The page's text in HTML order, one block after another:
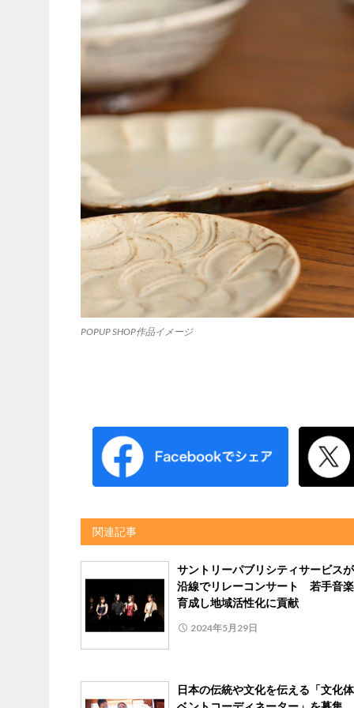
POPUP SHOP作品イメージ
関連記事
サントリーパブリシティサービス
沿線でリレーコンサート 若手音
育成し地域活性化に貢献
2024年5月29日
日本の伝統や文化を伝える「文化